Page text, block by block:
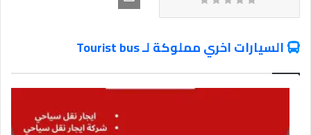
السيارات اخري مملوكة لـ Tourist bus